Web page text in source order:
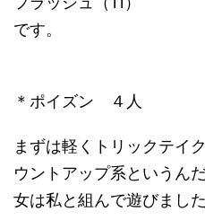
です。
＊ポイズン ４人
まずは軽くトリックテイ
ウントアップ系というん
女は私と組んで遊びました